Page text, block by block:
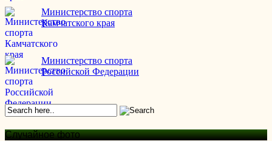
Министерство спорта
Камчатского края
Министерство спорта
Российской Федерации
Случайное фото